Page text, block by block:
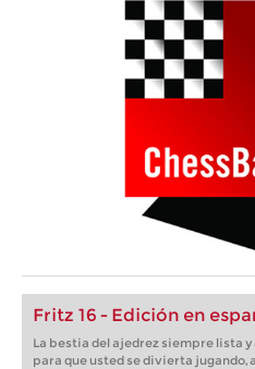
Fritz 16 - Edición en
La bestia del ajedrez siempre lista
para que usted se divierta jugando,